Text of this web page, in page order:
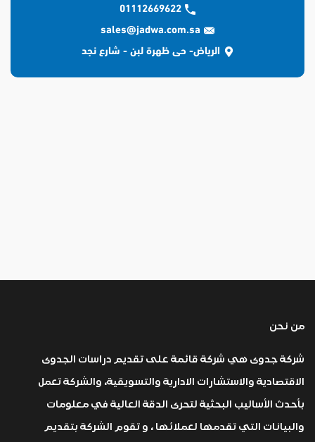
01112669622
sales@jadwa.com.sa
الرياض- حى ظهرة لبن - شارع نجد
من نحن
شركة جدوى هي شركة قائمة على تقديم دراسات الجدوى
الاقتصادية والاستشارات الادارية والتسويقية، والشركة تعمل
بأحدث الأساليب البحثية لتحرى الدقة العالية في معلومات
والبيانات التي تقدمها لعملائها ، و تقوم الشركة بتقديم